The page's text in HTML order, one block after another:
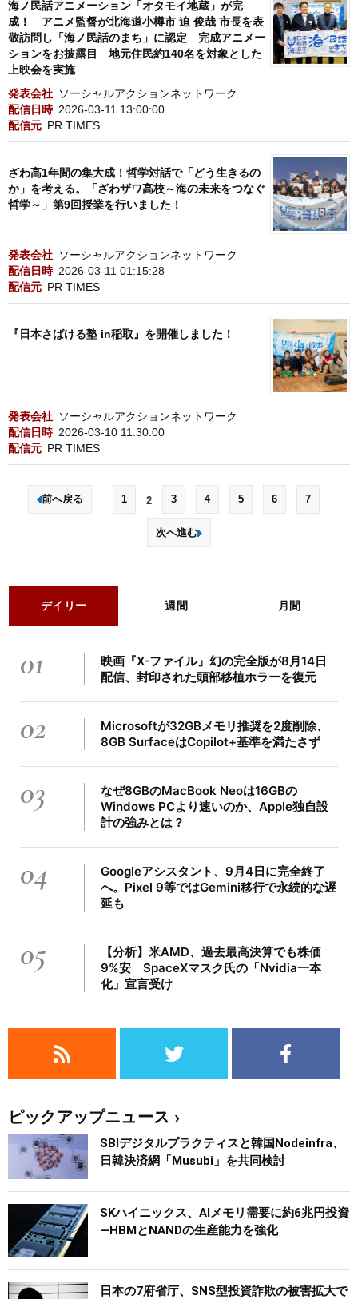
海ノ民話アニメーション「オタモイ地蔵」が完
成！ アニメ監督が北海道小樽市 迫 俊哉 市長を表
敬訪問し「海ノ民話のまち」に認定 完成アニメー
ションをお披露目 地元住民約140名を対象とした
上映会を実施
発表会社 ソーシャルアクションネットワーク
配信日時 2026-03-11 13:00:00
配信元 PR TIMES
ざわ高1年間の集大成！哲学対話で「どう生きるの
か」を考える。「ざわザワ高校～海の未来をつなぐ
哲学～」第9回授業を行いました！
発表会社 ソーシャルアクションネットワーク
配信日時 2026-03-11 01:15:28
配信元 PR TIMES
『日本さばける塾 in稲取』を開催しました！
発表会社 ソーシャルアクションネットワーク
配信日時 2026-03-10 11:30:00
配信元 PR TIMES
前へ戻る 1 2 3 4 5 6 7
次へ進む
デイリー 週間 月間
01
映画『X-ファイル』幻の完全版が8月14日
配信、封印された頭部移植ホラーを復元
02
Microsoftが32GBメモリ推奨を2度削除、
8GB SurfaceはCopilot+基準を満たさず
03
なぜ8GBのMacBook Neoは16GBの
Windows PCより速いのか、Apple独自設
計の強みとは？
04
Googleアシスタント、9月4日に完全終了
へ。Pixel 9等ではGemini移行で永続的な遅
延も
05
【分析】米AMD、過去最高決算でも株価
9%安 SpaceXマスク氏の「Nvidia一本
化」宣言受け
ピックアップニュース
SBIデジタルプラクティスと韓国Nodeinfra、
日韓決済網「Musubi」を共同検討
SKハイニックス、AIメモリ需要に約6兆円投資
―HBMとNANDの生産能力を強化
日本の7府省庁、SNS型投資詐欺の被害拡大で